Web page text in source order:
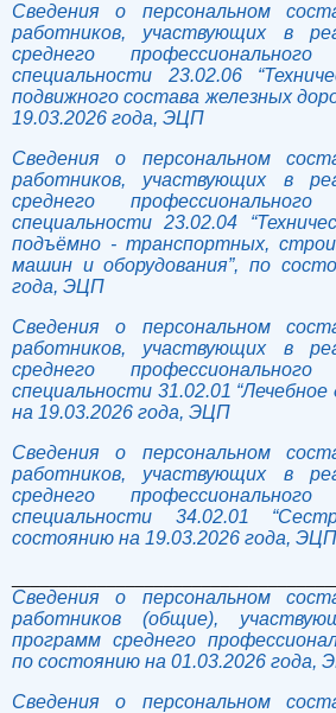
Сведения о персональном
работников, участвующих в
среднего
специальности 23.02.06
подвижного состава железных
19.03.2026 года, ЭЦП
Сведения о персональном
работников, участвующих в
среднего
специальности 23.02.04
подъёмно - транспортных,
машин и оборудования”, по
года, ЭЦП
Сведения о персональном
работников, участвующих в
среднего
специальности 31.02.01
на 19.03.2026 года, ЭЦП
Сведения о персональном
работников, участвующих в
среднего
специальности 34.02.01
состоянию на 19.03.2026 года, ЭЦП
Сведения о персональном
работников (общие),
программ среднего
по состоянию на 01.03.2026 года,
Сведения о персональном